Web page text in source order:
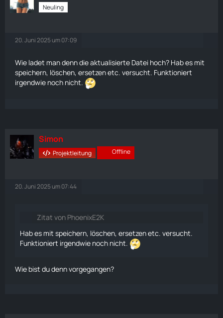
Neuling
20. Juni 2025 um 07:09
Wie ladet man denn die aktualisierte Datei hoch? Hab es mit
speichern, löschen, ersetzen etc. versucht. Funktioniert
irgendwie noch nicht.
Simon
Projektleitung Offline
20. Juni 2025 um 07:44
Zitat von PhoenixE2K
Hab es mit speichern, löschen, ersetzen etc. versucht.
Funktioniert irgendwie noch nicht.
Wie bist du denn vorgegangen?